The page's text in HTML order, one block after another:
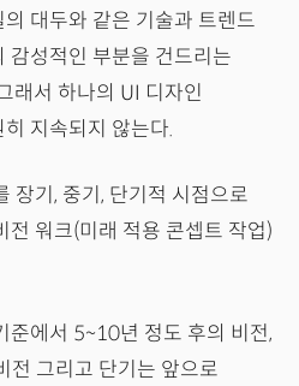
대두와 같은 기술과 트렌드
감성적인 부분을 건드리는
래서 하나의 UI 디자인
지속되지 않는다.
장기, 중기, 단기적 시점으로
전 워크(미래 적용 콘셉트 작업)
준에서 5~10년 정도 후의 비전,
전 그리고 단기는 앞으로